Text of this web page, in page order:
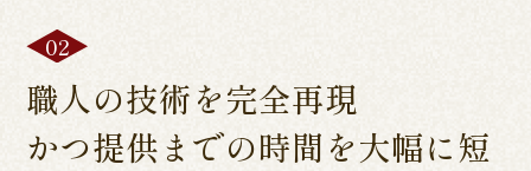
職人の技術を完全再現
かつ提供までの時間を大幅に短